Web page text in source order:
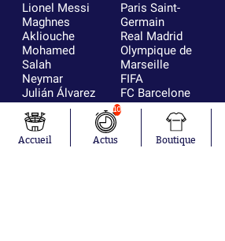
Lionel Messi
Maghnes
Akliouche
Mohamed
Salah
Neymar
Julián Álvarez
Ferrán Torres
Kilian Corredor
Franco
Mastantuono
Paris Saint-
Germain
Real Madrid
Olympique de
Marseille
FIFA
FC Barcelone
Argentine
Olympique
lyonnais
AS Monaco
Accueil
10
Actus Boutique